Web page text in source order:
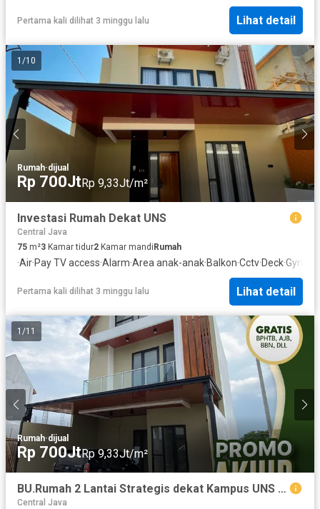
Pertama kali dilihat 3 minggu lalu Lihat detail
1 /10
Rumah·dijual
Rp 700JtRp 9,33Jt/m²
Investasi Rumah Dekat UNS
Central Java
75 m²3 Kamar tidur2 Kamar mandiRumah
·Air·Pay TV access·Alarm·Area anak-anak·Balkon·Cctv·Deck·Gym
Pertama kali dilihat 3 minggu lalu Lihat detail
1 /11
Rumah·dijual
Rp 700JtRp 9,33Jt/m²
BU.Rumah 2 Lantai Strategis dekat Kampus UNS & Kota Solo
Central Java